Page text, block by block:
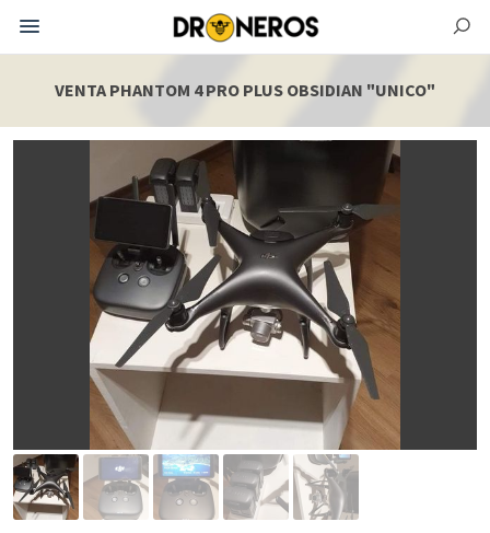
VENTA PHANTOM 4 PRO PLUS OBSIDIAN "UNICO"